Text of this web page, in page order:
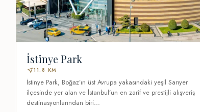
İstinye Park
near_me11.8 KM
İstinye Park, Boğaz’ın üst Avrupa yakasındaki yeşil Sarıyer
ilçesinde yer alan ve İstanbul’un en zarif ve prestijli alışveriş
destinasyonlarından biri...